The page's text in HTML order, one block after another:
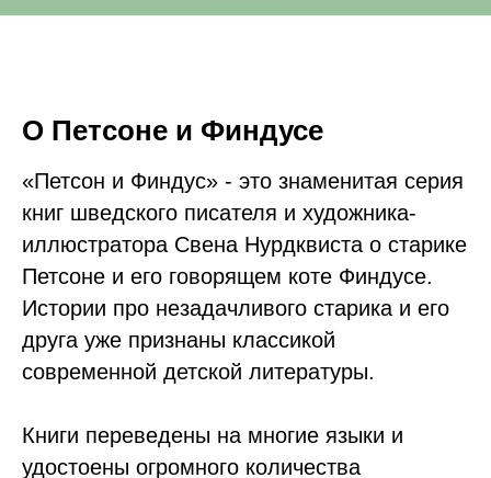
О Петсоне и Финдусе
«Петсон и Финдус» - это знаменитая серия
книг шведского писателя и художника-
иллюстратора Свена Нурдквиста о старике
Петсоне и его говорящем коте Финдусе.
Истории про незадачливого старика и его
друга уже признаны классикой
современной детской литературы.
Книги переведены на многие языки и
удостоены огромного количества